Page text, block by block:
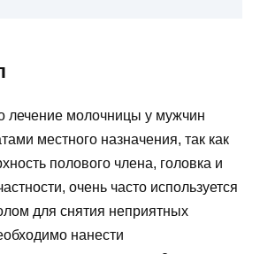
лечение молочницы у мужчин
местного назначения, так как
полового члена, головка и
очень часто используется
для снятия неприятных
нанести